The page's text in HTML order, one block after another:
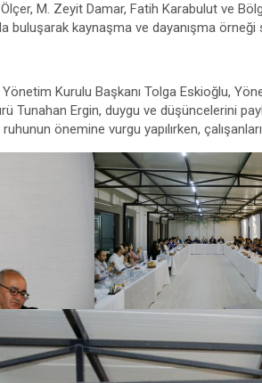
M. Zeyit Damar, Fatih Karabulut ve
buluşarak kaynaşma ve dayanışma örneği
Kurulu Başkanı Tolga Eskioğlu,
Tunahan Ergin, duygu ve düşüncelerini
ruhunun önemine vurgu yapılırken,